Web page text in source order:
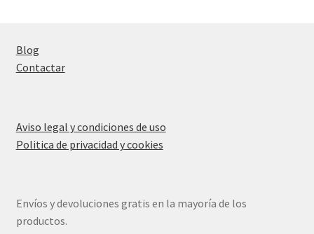
Blog
Contactar
Aviso legal y condiciones de uso
Politica de privacidad y cookies
Envíos y devoluciones gratis en la mayoría de los
productos.